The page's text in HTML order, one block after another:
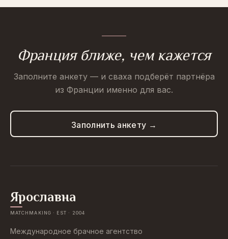
Франция ближе, чем кажется
Заполните анкету — и сваха подберёт партнёра
из Франции именно для вас.
Заполнить анкету →
Ярославна
MATCHMAKING · EST · 2004
Международное брачное агентство